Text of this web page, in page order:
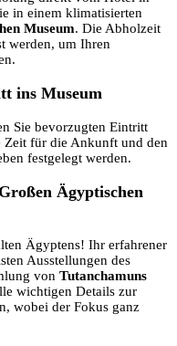
in einem klimatisierten
Museum. Die Abholzeit
werden, um Ihren
ins Museum
Sie bevorzugten Eintritt
Zeit für die Ankunft und den
festgelegt werden.
Ägyptischen
Ägyptens! Ihr erfahrener
Ausstellungen des
von Tutanchamuns
wichtigen Details zur
wobei der Fokus ganz